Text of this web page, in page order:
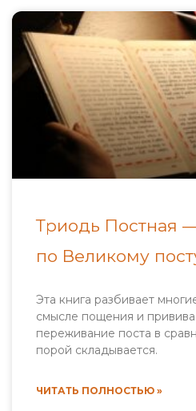
Триодь Постная
по Великому
Эта книга разбивает
смысле пощения и
переживание поста в
порой складывается.
ЧИТАТЬ ПОЛНОСТЬЮ »